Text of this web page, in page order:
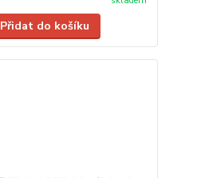
Přidat do košíku